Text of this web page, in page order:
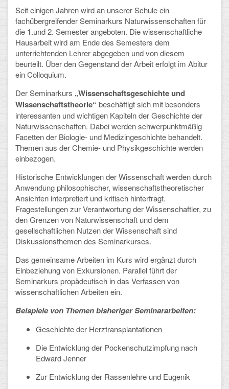
Sanierung
Schulpartnerschaft
Historisches
Schulalbum
SCHULLEBEN
Kollegium
Schulleitung
Gesamtelternvertretung
Sekretariat
Ganztagsschule
Schulsozialarbeit
Berufsorientierung
Elternchor
Seit einigen Jahren wird an unserer Schule ein
fachübergreifender Seminarkurs Naturwissenschaften für
die 1.und 2. Semester angeboten. Die wissenschaftliche
Hausarbeit wird am Ende des Semesters dem
unterrichtenden Lehrer abgegeben und von diesem
beurteilt. Über den Gegenstand der Arbeit erfolgt im Abitur
ein Colloquium.
Der Seminarkurs „Wissenschaftsgeschichte und
Wissenschaftstheorie“ beschäftigt sich mit besonders
interessanten und wichtigen Kapiteln der Geschichte der
Naturwissenschaften. Dabei werden schwerpunktmäßig
Facetten der Biologie- und Medizingeschichte behandelt.
Themen aus der Chemie- und Physikgeschichte werden
einbezogen.
Historische Entwicklungen der Wissenschaft werden durch
Anwendung philosophischer, wissenschaftstheoretischer
Ansichten interpretiert und kritisch hinterfragt.
Fragestellungen zur Verantwortung der Wissenschaftler, zu
den Grenzen von Naturwissenschaft und dem
gesellschaftlichen Nutzen der Wissenschaft sind
Diskussionsthemen des Seminarkurses.
Das gemeinsame Arbeiten im Kurs wird ergänzt durch
Einbeziehung von Exkursionen. Parallel führt der
Seminarkurs propädeutisch in das Verfassen von
wissenschaftlichen Arbeiten ein.
Beispiele von Themen bisheriger Seminararbeiten:
Geschichte der Herztransplantationen
Die Entwicklung der Pockenschutzimpfung nach
Edward Jenner
Zur Entwicklung der Rassenlehre und Eugenik